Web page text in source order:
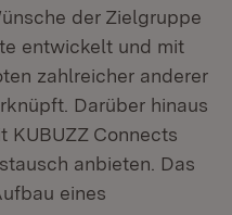
der Zielgruppe
entwickelt und mit
zahlreicher anderer
Darüber hinaus
KUBUZZ Connects
anbieten. Das
eines